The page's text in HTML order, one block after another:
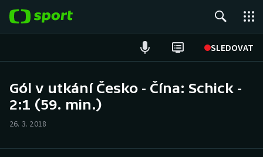
SLEDOVAT
Hokej
Gól v utkání Česko - Čína: Schick -
2:1 (59. min.)
26. 3. 2018